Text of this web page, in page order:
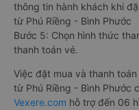
thông tin hành khách khi
từ Phú Riềng - Bình Phước
Bước 5: Chọn hình thức
thanh toán vé.
Việc đặt mua và thanh
từ Phú Riềng - Bình Phước
Vexere.com hỗ trợ đến 06